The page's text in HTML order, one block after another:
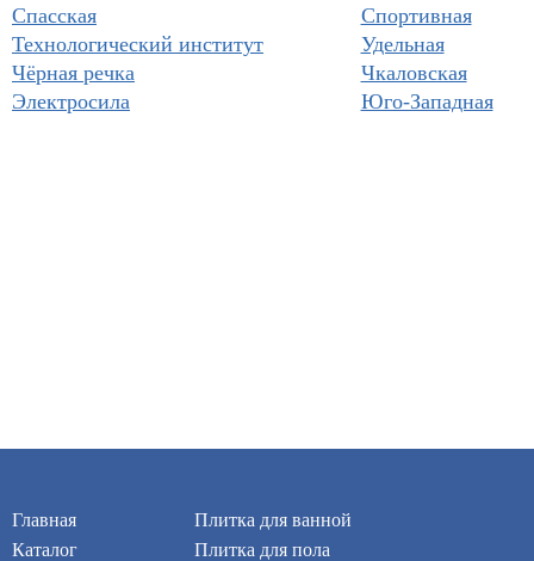
Спасская
Спортивная
Технологический институт
Удельная
Чёрная речка
Чкаловская
Электросила
Юго-Западная
Главная
Каталог
Плитка для ванной
Плитка для пола